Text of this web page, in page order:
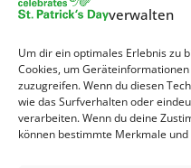
verwalten
Um dir ein optimales Erlebnis zu
Cookies, um
zuzugreifen. Wenn du diesen
wie das Surfverhalten oder
verarbeiten. Wenn du deine
können bestimmte Merkmale